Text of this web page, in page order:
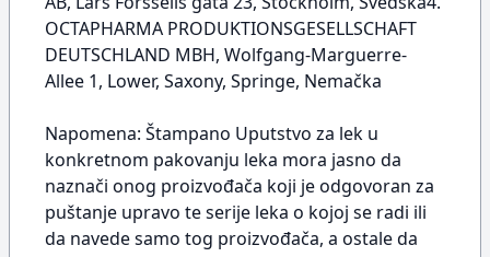
OCTAPHARMA PRODUKTIONSGESELLSCHAFT
DEUTSCHLAND MBH, Wolfgang-Marguerre-
Allee 1, Lower, Saxony, Springe, Nemačka
Napomena: Štampano Uputstvo za lek u
konkretnom pakovanju leka mora jasno da
naznači onog proizvođača koji je odgovoran za
puštanje upravo te serije leka o kojoj se radi ili
da navede samo tog proizvođača, a ostale da